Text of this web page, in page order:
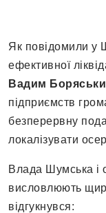
Як повідомили у
ефективної
Вадим
підприємств
безперервну
локалізувати
Влада Шумська і
висловлюють
відгукнувся: